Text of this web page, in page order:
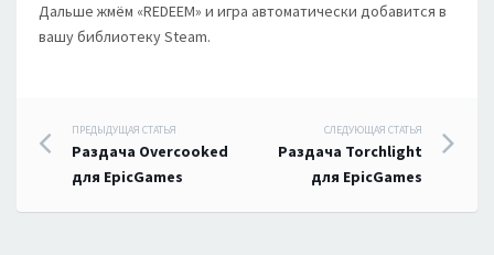
Дальше жмём «REDEEM» и игра автоматически добавится в
вашу библиотеку Steam.
Навигация
по
записям
ПРЕДЫДУЩАЯ СТАТЬЯ
Раздача Overcooked
для EpicGames
СЛЕДУЮЩАЯ СТАТЬЯ
Раздача Torchlight
для EpicGames